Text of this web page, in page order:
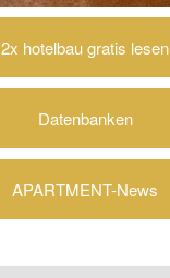
2x hotelbau gratis lesen
Datenbanken
APARTMENT-News